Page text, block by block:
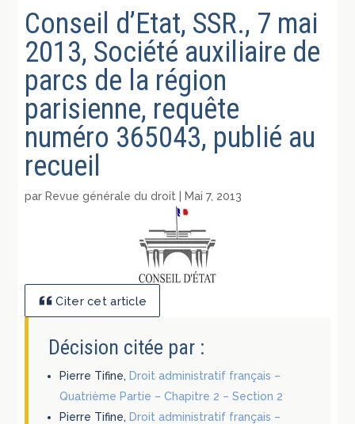
Conseil d’Etat, SSR., 7 mai
2013, Société auxiliaire de
parcs de la région
parisienne, requête
numéro 365043, publié au
recueil
par Revue générale du droit Mai 7, 2013
Citer cet article
Décision citée par :
Pierre Tifine, Droit administratif français –
Quatrième Partie – Chapitre 2 – Section 2
Pierre Tifine, Droit administratif français –